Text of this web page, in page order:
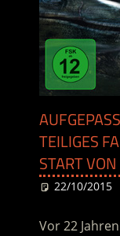
TEILIGES
START
22/10/2015
Vor 22